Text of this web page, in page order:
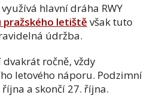
hlavní dráha RWY
pražského letiště však tuto
údržba.
ročně, vždy
letového náporu. Podzimní
a skončí 27. října.